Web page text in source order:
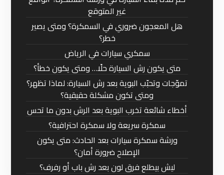
غير المتوقع
هل المعجون ضروري في السمكرة؟ ومتى يصير
خطر؟
سمكري سيارات في الرياض
متى يكون رش السيارة حلًا… ومتى يكون خطأ؟
تموّجات وتحبّب البوية بعد رش السيارة: لماذا تظهر؟
ومتى تكون مشكلة حقيقية؟
أخطاء شائعة تخرب البوية بعد الرش بدون ما تحس
سمكرة سريعة ولا سمكرة احترافية؟
ورشة سمكرة سيارات بعد الحادث: متى يكون
الإصلاح ضرورة أمان؟
ليش بيطلع فرق لون بعد رش باب أو رفرف؟